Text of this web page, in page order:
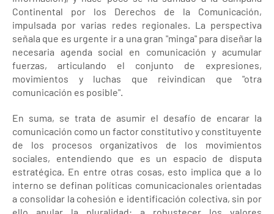
Continental por los Derechos de la Comunicación,
impulsada por varias redes regionales. La perspectiva
señala que es urgente ir a una gran "minga" para diseñar la
necesaria agenda social en comunicación y acumular
fuerzas, articulando el conjunto de expresiones,
movimientos y luchas que reivindican que "otra
comunicación es posible".
En suma, se trata de asumir el desafío de encarar la
comunicación como un factor constitutivo y constituyente
de los procesos organizativos de los movimientos
sociales, entendiendo que es un espacio de disputa
estratégica. En entre otras cosas, esto implica que a lo
interno se definan políticas comunicacionales orientadas
a consolidar la cohesión e identificación colectiva, sin por